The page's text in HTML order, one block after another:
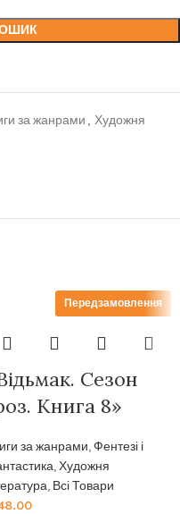
за жанрами , Художня
Передзамовлення
Сезон
Книга 8»
за жанрами,Фентезі і
,Художня
, Всі Товари